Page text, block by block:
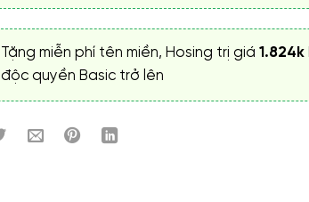
Tặng miễn phí tên miền, Hosing trị giá1.824k
độc quyền Basic trở lên